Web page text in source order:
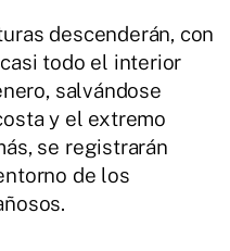
descenderán, con
todo el interior
salvándose
y el extremo
se registrarán
de los